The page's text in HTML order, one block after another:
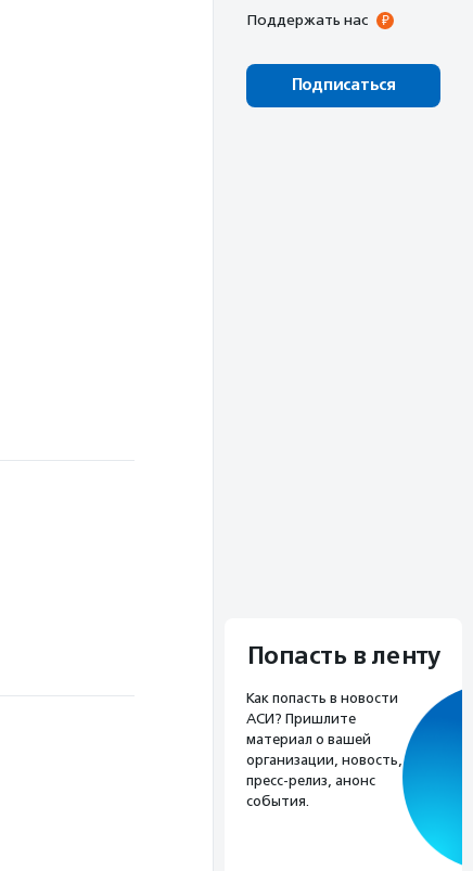
Поддержать нас
Подписаться
Попасть в ленту
Как попасть в новости
АСИ? Пришлите
материал о вашей
организации, новость,
пресс-релиз, анонс
события.